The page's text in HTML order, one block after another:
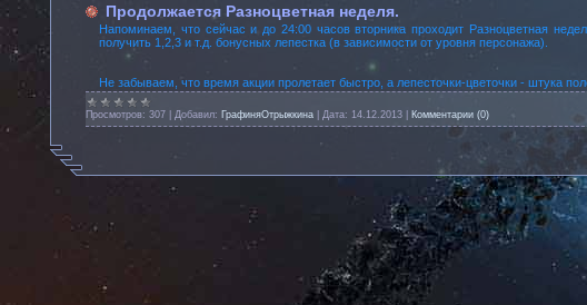
Продолжается Разноцветная неделя.
Напоминаем, что сейчас и до 24:00 часов вторника проходит Разноцветная
получить 1,2,3 и т.д. бонусных лепестка (в зависимости от уровня персонажа).
Не забываем, что время акции пролетает быстро, а лепесточки-цветочки - штука
Просмотров: 307 Добавил: ГрафиняОтрыжкина Дата: 14.12.2013 Комментарии (0)